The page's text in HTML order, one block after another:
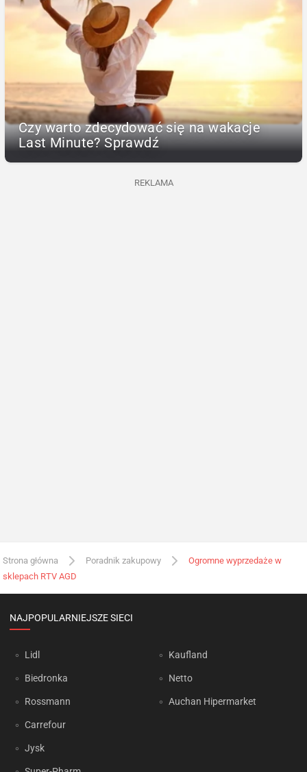
Czy warto zdecydować się na wakacje
Last Minute? Sprawdź
REKLAMA
Strona główna Poradnik zakupowy
Ogromne wyprzedaże w
sklepach RTV AGD
NAJPOPULARNIEJSZE SIECI
Lidl
Biedronka
Rossmann
Carrefour
Jysk
Kaufland
Netto
Auchan Hipermarket